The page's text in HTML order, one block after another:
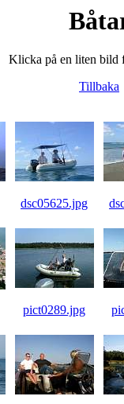
Klicka på en liten bild
Tillbaka
dsc05625.jpg
pict0289.jpg